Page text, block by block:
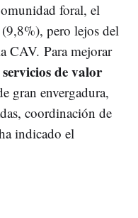
foral, el
(9,8%), pero lejos del
CAV. Para mejorar
servicios de valor
gran envergadura,
coordinación de
indicado el